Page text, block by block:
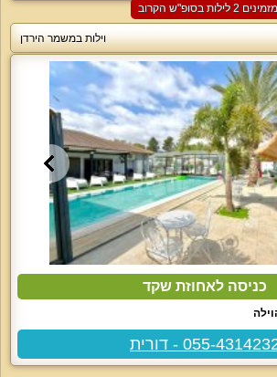
וילות במשמר הירדן
כניסה לאחוזת שקד
4314232 - דורית